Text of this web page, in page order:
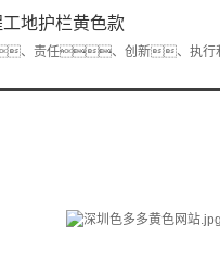
地护栏黄色款
、责任、创新、执行